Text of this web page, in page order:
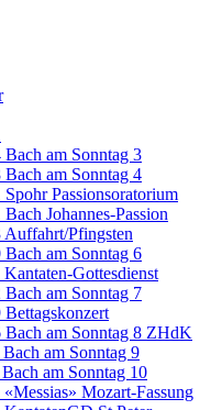
Bach am Sonntag 3
Bach am Sonntag 4
Spohr Passionsoratorium
Bach Johannes-Passion
Auffahrt/Pfingsten
Bach am Sonntag 6
Kantaten-Gottesdienst
Bach am Sonntag 7
Bettagskonzert
Bach am Sonntag 8 ZHdK
Bach am Sonntag 9
Bach am Sonntag 10
«Messias» Mozart-Fassung